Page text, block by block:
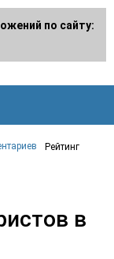
Рейтинг
в
по сайту: